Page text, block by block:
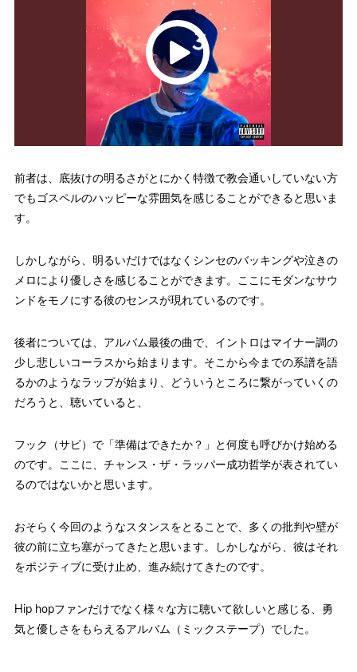
前者は、底抜けの明るさがとにかく特徴で教会通いしていない方
でもゴスペルのハッピーな雰囲気を感じることができると思いま
す。
しかしながら、明るいだけではなくシンセのバッキングや泣きの
メロにより優しさを感じることができます。ここにモダンなサウ
ンドをモノにする彼のセンスが現れているのです。
後者については、アルバム最後の曲で、イントロはマイナー調の
少し悲しいコーラスから始まります。そこから今までの系譜を語
るかのようなラップが始まり、どういうところに繋がっていくの
だろうと、聴いていると、
フック（サビ）で「準備はできたか？」と何度も呼びかけ始める
のです。ここに、チャンス・ザ・ラッパー成功哲学が表されてい
るのではないかと思います。
おそらく今回のようなスタンスをとることで、多くの批判や壁が
彼の前に立ち塞がってきたと思います。しかしながら、彼はそれ
をポジティブに受け止め、進み続けてきたのです。
Hip hopファンだけでなく様々な方に聴いて欲しいと感じる、勇
気と優しさをもらえるアルバム（ミックステープ）でした。